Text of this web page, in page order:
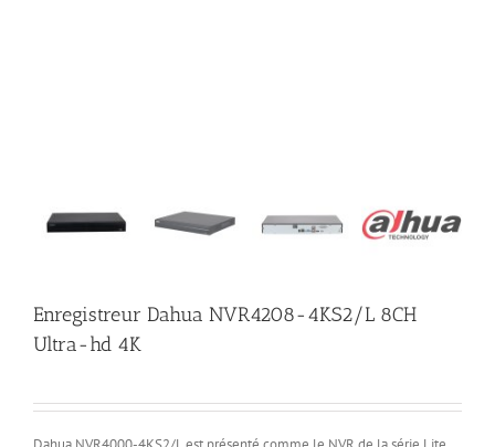
Enregistreur Dahua NVR4208-4KS2/L 8CH
Ultra-hd 4K